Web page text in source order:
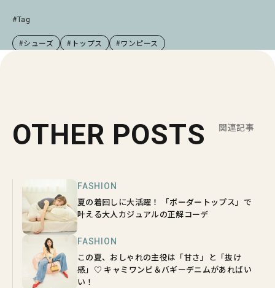
#Tag
#シューズ #トップス #ワンピース
OTHER POSTS 関連記事
FASHION
夏の着回しに大活躍！ 「ボーダートップス」で
叶える大人カジュアルの正解コーデ
FASHION
この夏、おしゃれの主役は「甘さ」と「抜け
感」♡ キャミワンピ＆バギーデニムがあればい
い！